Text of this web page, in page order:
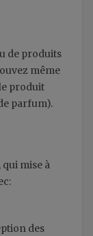
de produits
même
produit
parfum).
mise à
des